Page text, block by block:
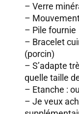
– Verre
–
– Pile fournie
– Bracelet
(porcin)
– S’adapte
quelle taille
– Etanche :
– Je veux